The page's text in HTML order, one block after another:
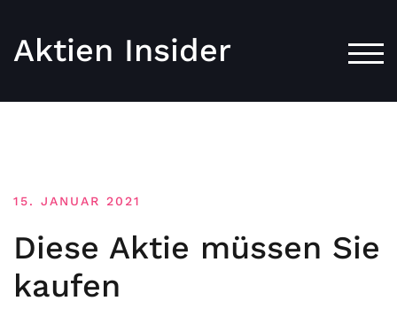
Aktien Insider
15. JANUAR 2021
Diese Aktie müssen Sie
kaufen